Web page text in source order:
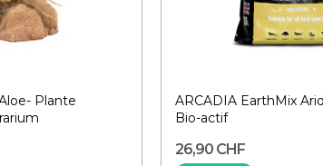
Plante
ARCADIA EarthMix
Bio-actif
26,90 CHF